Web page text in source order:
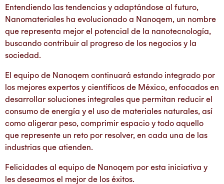
Entendiendo las tendencias y adaptándose al futuro,
Nanomateriales ha evolucionado a Nanoqem, un nombre
que representa mejor el potencial de la nanotecnología,
buscando contribuir al progreso de los negocios y la
sociedad.
El equipo de Nanoqem continuará estando integrado por
los mejores expertos y científicos de México, enfocados en
desarrollar soluciones integrales que permitan reducir el
consumo de energía y el uso de materiales naturales, así
como aligerar peso, comprimir espacio y todo aquello
que represente un reto por resolver, en cada una de las
industrias que atienden.
Felicidades al equipo de Nanoqem por esta iniciativa y
les deseamos el mejor de los éxitos.